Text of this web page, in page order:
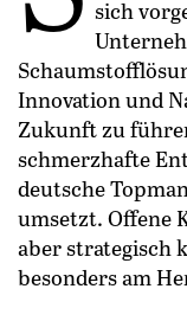
sich
Innovation und
Zukunft zu
schmerzhafte
deutsche
umsetzt. Offene
aber strategisch
besonders am